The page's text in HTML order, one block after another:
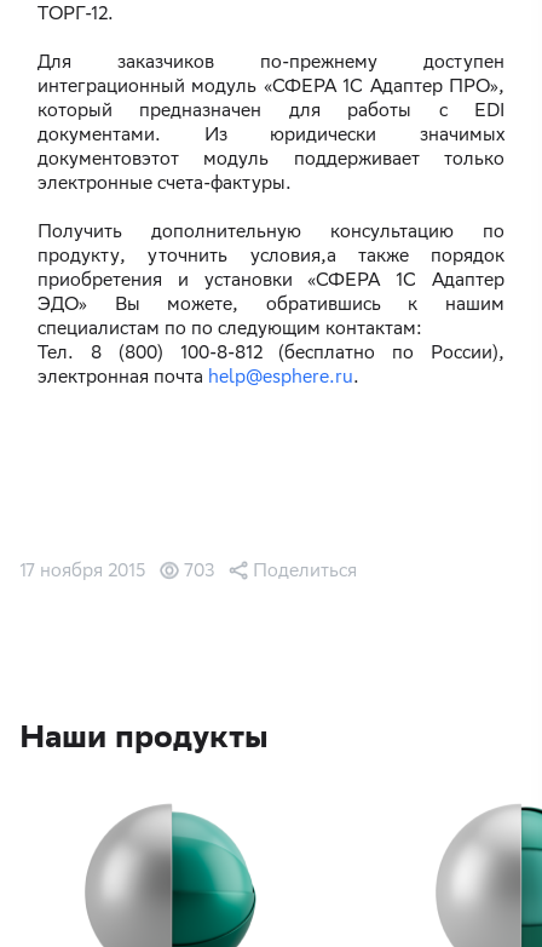
ТОРГ-12.
Для заказчиков по-прежнему доступен
интеграционный модуль «СФЕРА 1С Адаптер ПРО»,
который предназначен для работы с EDI
документами. Из юридически значимых
документовэтот модуль поддерживает только
электронные счета-фактуры.
Получить дополнительную консультацию по
продукту, уточнить условия,а также порядок
приобретения и установки «СФЕРА 1С Адаптер
ЭДО» Вы можете, обратившись к нашим
специалистам по по следующим контактам:
Тел. 8 (800) 100-8-812 (бесплатно по России),
электронная почта help@esphere.ru.
17 ноября 2015 703 Поделиться
Наши продукты